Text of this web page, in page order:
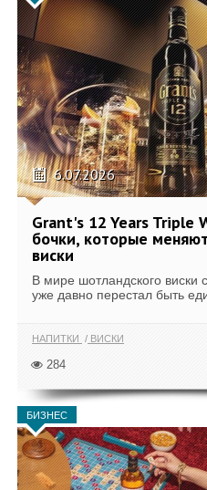
6.07.2026
Grant's 12 Years Triple
бочки, которые
виски
В мире шотландского виски
уже давно перестал быть
НАПИТКИ ВИСКИ
284
БИЗНЕС